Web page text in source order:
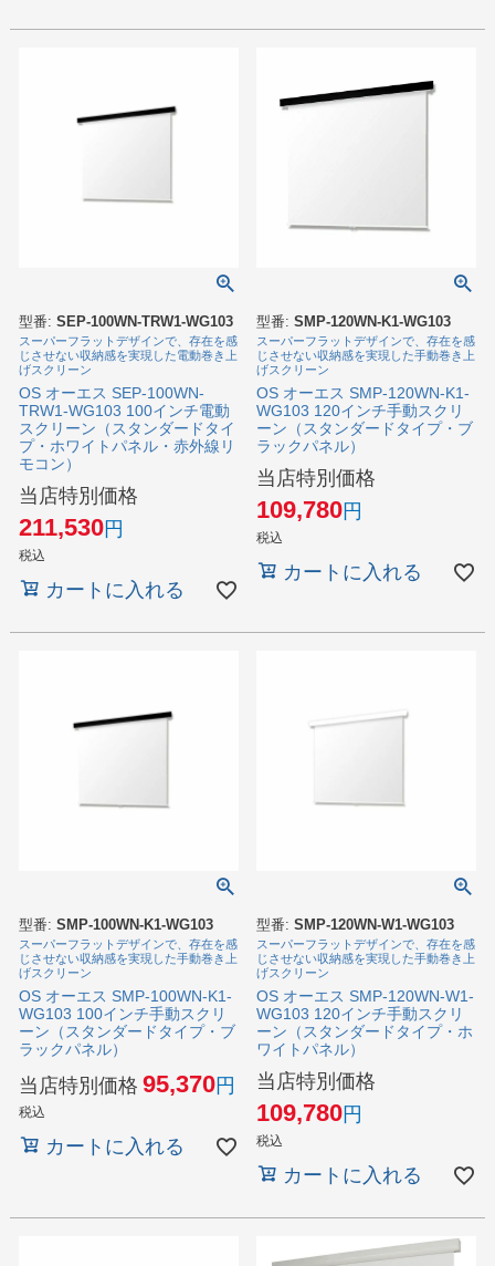
型番: SEP-100WN-TRW1-WG103
スーパーフラットデザインで、存在を感
じさせない収納感を実現した電動巻き上
げスクリーン
OS オーエス SEP-100WN-
TRW1-WG103 100インチ電動
スクリーン（スタンダードタイ
プ・ホワイトパネル・赤外線リ
モコン）
当店特別価格
211,530
税込
カートに入れる
型番: SMP-120WN-K1-WG103
スーパーフラットデザインで、存在を感
じさせない収納感を実現した手動巻き上
げスクリーン
OS オーエス SMP-120WN-K1-
WG103 120インチ手動スクリ
ーン（スタンダードタイプ・ブ
ラックパネル）
当店特別価格
109,780
税込
カートに入れる
型番: SMP-100WN-K1-WG103
スーパーフラットデザインで、存在を感
じさせない収納感を実現した手動巻き上
げスクリーン
OS オーエス SMP-100WN-K1-
WG103 100インチ手動スクリ
ーン（スタンダードタイプ・ブ
ラックパネル）
当店特別価格 95,370
税込
カートに入れる
型番: SMP-120WN-W1-WG103
スーパーフラットデザインで、存在を感
じさせない収納感を実現した手動巻き上
げスクリーン
OS オーエス SMP-120WN-W1-
WG103 120インチ手動スクリ
ーン（スタンダードタイプ・ホ
ワイトパネル）
当店特別価格
109,780
税込
カートに入れる